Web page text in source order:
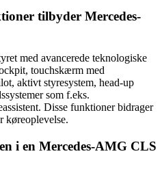
tilbyder Mercedes-
med avancerede teknologiske
touchskærm med
aktivt styresystem, head-up
som f.eks.
Disse funktioner bidrager
køreoplevelse.
i en Mercedes-AMG CLS